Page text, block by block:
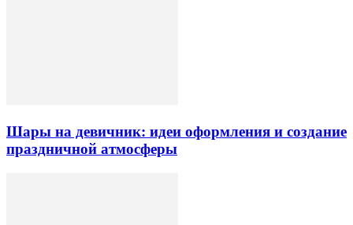
Шары на девичник: идеи оформления и создание
праздничной атмосферы